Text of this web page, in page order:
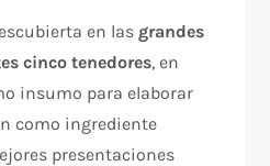
en las grandes
cinco tenedores, en
insumo para elaborar
como ingrediente
presentaciones